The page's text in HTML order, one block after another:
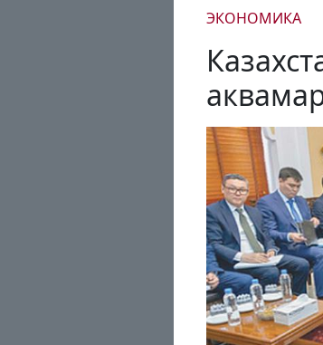
ЭКОНОМИКА